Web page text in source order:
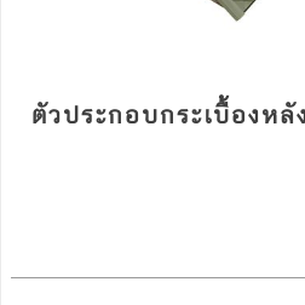
ตัวประกอบกระเบื้องหลั